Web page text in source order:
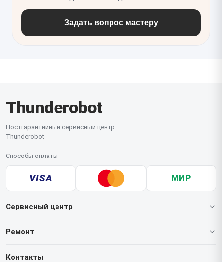
Задать вопрос мастеру
Thunderobot
Постгарантийный сервисный центр
Thunderobot
Способы оплаты
VISA МИР
Сервисный центр
О нашем сервисе
Ремонт
Ноутбуков
Контакты